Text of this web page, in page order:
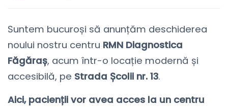
Suntem bucuroși să anunțăm deschiderea
noului nostru centru RMN Diagnostica
Făgăraș, acum într-o locație modernă și
accesibilă, pe Strada Școlii nr. 13.
Aici, pacienții vor avea acces la un centru